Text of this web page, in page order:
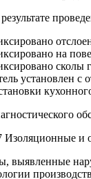
на
сколы
установлен с
и
выявленные